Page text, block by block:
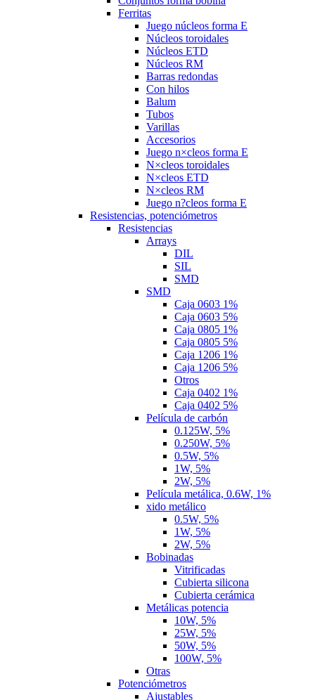
Ferritas
Juego núcleos forma E
Núcleos toroidales
Núcleos ETD
Núcleos RM
Barras redondas
Con hilos
Balum
Tubos
Varillas
Accesorios
Juego n×cleos forma E
N×cleos toroidales
N×cleos ETD
N×cleos RM
Juego n?cleos forma E
Resistencias, potenciómetros
Resistencias
Arrays
DIL
SIL
SMD
SMD
Caja 0603 1%
Caja 0603 5%
Caja 0805 1%
Caja 0805 5%
Caja 1206 1%
Caja 1206 5%
Otros
Caja 0402 1%
Caja 0402 5%
Película de carbón
0.125W, 5%
0.250W, 5%
0.5W, 5%
1W, 5%
2W, 5%
Película metálica, 0.6W, 1%
xido metálico
0.5W, 5%
1W, 5%
2W, 5%
Bobinadas
Vitrificadas
Cubierta silicona
Cubierta cerámica
Metálicas potencia
10W, 5%
25W, 5%
50W, 5%
100W, 5%
Otras
Potenciómetros
Ajustables